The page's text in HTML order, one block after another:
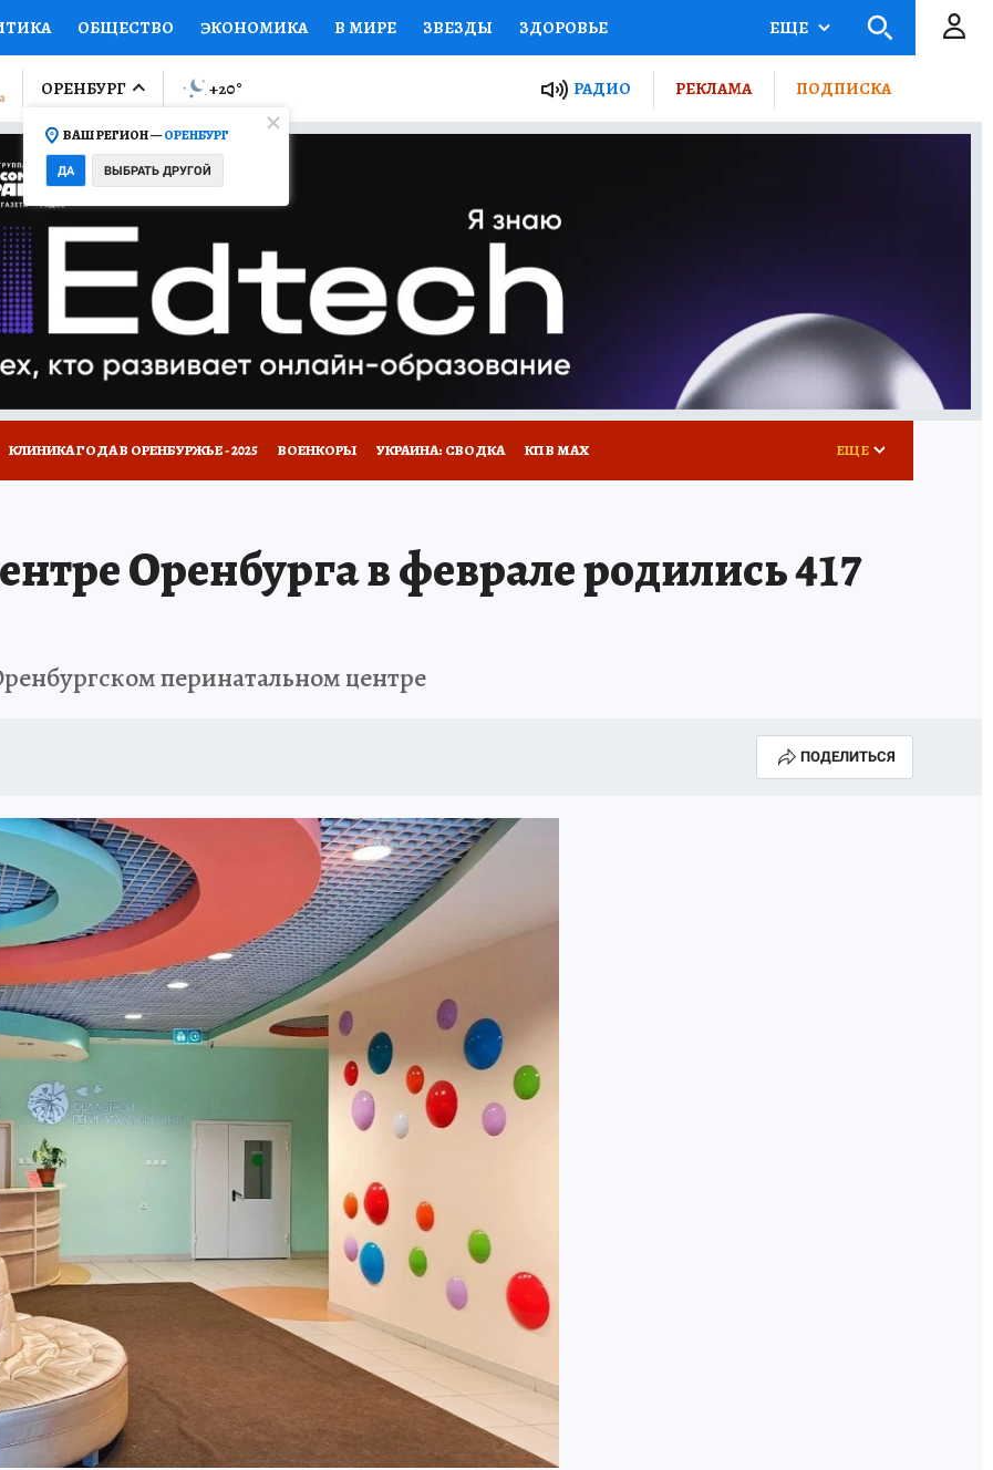
ОБЩЕСТВО ЭКОНОМИКА В МИРЕ ЗВЕЗДЫ ЗДОРОВЬЕ
ПРОИСШЕСТВИЯ НАЦИОНАЛЬНЫЕ ПРОЕКТЫ РОССИИ
ОТКРЫВАЕМ МИР Я ЗНАЮ СЕМЬЯ ЖЕНСКИЕ СЕКРЕТЫ ПУТЕВОДИТЕЛЬ
ПРОМОКОДЫ СЕРИАЛЫ
КОЛЛЕКЦИИ КОНКУРСЫ ГИД ПОТРЕБИТЕЛЯ
САЙТЕ
ЕЩЕ
ОРЕНБУРГ
ВАШ РЕГИОН —ОРЕНБУРГ
ДА ВЫБРАТЬ ДРУГОЙ
+20° РАДИО РЕКЛАМА ПОДПИСКА
КЛИНИКА ГОДА В ОРЕНБУРЖЬЕ - 2025 ВОЕНКОРЫ УКРАИНА: СВОДКА КП В МАХ ЕЩЕ
Оренбурга в феврале родились 417
перинатальном центре
ПОДЕЛИТЬСЯ